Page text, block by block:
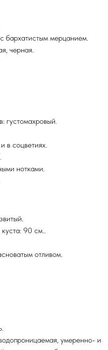
бархатистым мерцанием.
черная.
густомахровый.
в соцветиях.
нотками.
90 см..
отливом.
умеренно- и